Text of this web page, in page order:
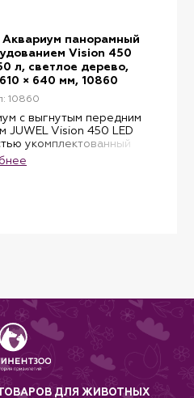
Аквариум панорамный
Vision 450
л, светлое дерево,
610 × 640 мм, 10860
10860
с выгнутым передним
JUWEL Vision 450 LED
укомплектованный
включающим
каждого
элемента. При
аквариума свет
не нужно. Аквариум
нижней рамой и не
дополнительных
Лампы благодаря
лазерной сварке
ДЛЯ ЖИВОТНЫХ